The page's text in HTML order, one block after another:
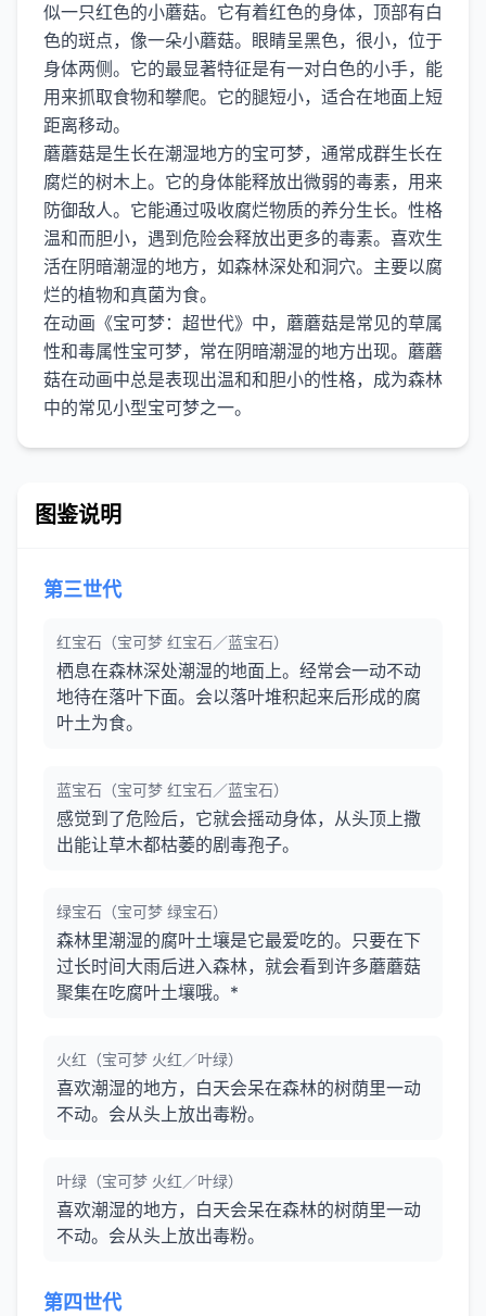
似一只红色的小蘑菇。它有着红色的身体，顶部有白
色的斑点，像一朵小蘑菇。眼睛呈黑色，很小，位于
身体两侧。它的最显著特征是有一对白色的小手，能
用来抓取食物和攀爬。它的腿短小，适合在地面上短
距离移动。
蘑蘑菇是生长在潮湿地方的宝可梦，通常成群生长在
腐烂的树木上。它的身体能释放出微弱的毒素，用来
防御敌人。它能通过吸收腐烂物质的养分生长。性格
温和而胆小，遇到危险会释放出更多的毒素。喜欢生
活在阴暗潮湿的地方，如森林深处和洞穴。主要以腐
烂的植物和真菌为食。
在动画《宝可梦：超世代》中，蘑蘑菇是常见的草属
性和毒属性宝可梦，常在阴暗潮湿的地方出现。蘑蘑
菇在动画中总是表现出温和和胆小的性格，成为森林
图鉴说明
第三世代
红宝石（宝可梦 红宝石／蓝宝石）
栖息在森林深处潮湿的地面上。经常会一动不动
地待在落叶下面。会以落叶堆积起来后形成的腐
叶土为食。
蓝宝石（宝可梦 红宝石／蓝宝石）
感觉到了危险后，它就会摇动身体，从头顶上撒
出能让草木都枯萎的剧毒孢子。
绿宝石（宝可梦 绿宝石）
森林里潮湿的腐叶土壤是它最爱吃的。只要在下
过长时间大雨后进入森林，就会看到许多蘑蘑菇
聚集在吃腐叶土壤哦。*
火红（宝可梦 火红／叶绿）
喜欢潮湿的地方，白天会呆在森林的树荫里一动
不动。会从头上放出毒粉。
叶绿（宝可梦 火红／叶绿）
喜欢潮湿的地方，白天会呆在森林的树荫里一动
不动。会从头上放出毒粉。
第四世代